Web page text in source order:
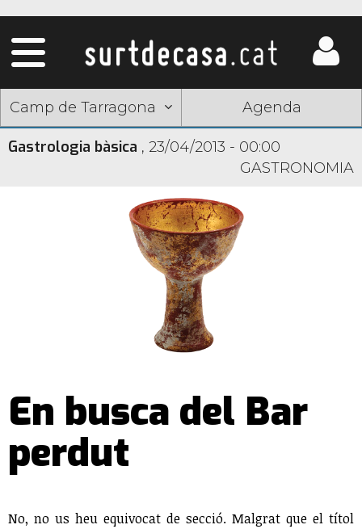
Camp de Tarragona Agenda
Gastrologia bàsica , 23/04/2013 - 00:00
GASTRONOMIA
En busca del Bar
perdut
No, no us heu equivocat de secció. Malgrat que el títol